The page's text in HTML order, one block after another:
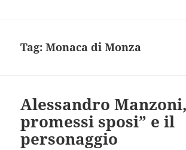
Tag:Monaca di Monza
Alessandro
promessi sposi” e il
personaggio